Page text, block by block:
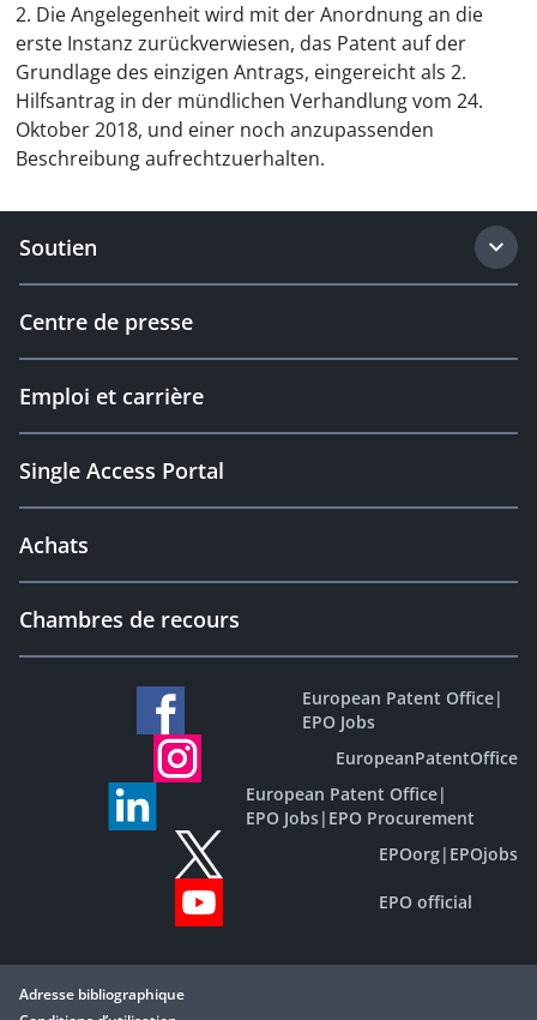
2. Die Angelegenheit wird mit der Anordnung an die
erste Instanz zurückverwiesen, das Patent auf der
Grundlage des einzigen Antrags, eingereicht als 2.
Hilfsantrag in der mündlichen Verhandlung vom 24.
Oktober 2018, und einer noch anzupassenden
Beschreibung aufrechtzuerhalten.
Soutien
Centre de presse
Emploi et carrière
Single Access Portal
Achats
Chambres de recours
European Patent Office|
EPO Jobs
EuropeanPatentOffice
European Patent Office|
EPO Jobs| EPO Procurement
EPOorg| EPOjobs
EPO official
Adresse bibliographique